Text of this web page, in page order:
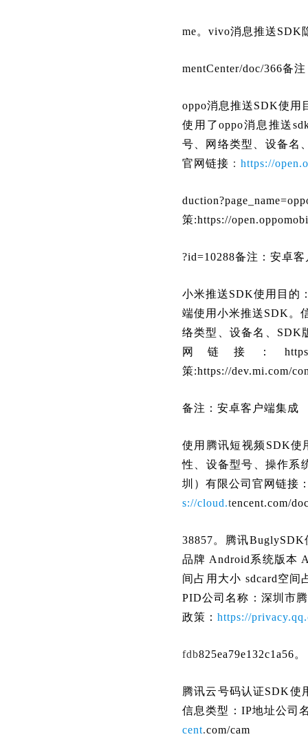
me。vivo消息推送SDK
mentCenter/doc/366备
oppo消息推送SDK使用
使用了oppo消息推送
号、网络类型、设备名
官网链接 ： https://
策:https://
?id=10288备注：安卓
小米推送SDK使用目的
端使用小米推送SDK。
络类型、设备名、SDK
网链接：
策:https://dev.mi.com/
备注：安卓客户端集成
使用腾讯短视频SDK使
性、设备型号、操作系
圳）有限公司官网链接
s://cloud.tencent.com/
38857。腾讯
品牌 Android系统版本
间占用大小 sdcard空
PID公司名称：深圳市
政策： https://
fdb825ea79e132c1a56。
腾讯云号码认证SDK使
信息类型：IP地址公司
cent.com/cam